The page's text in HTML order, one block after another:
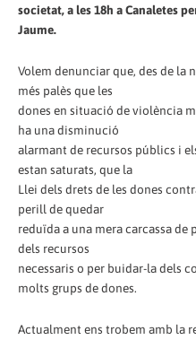
societat, a les 18h a Canaletes
Jaume.
Volem denunciar que, des de la
més palès que les
dones en situació de violència
ha una disminució
alarmant de recursos públics i
estan saturats, que la
Llei dels drets de les dones
perill de quedar
reduïda a una mera carcassa
dels recursos
necessaris o per buidar-la dels
molts grups de dones.
Actualment ens trobem amb la